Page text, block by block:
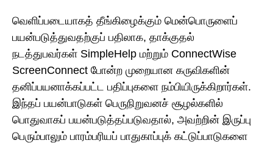
வெளிப்படையாகத் தீங்கிழைக்கும் மென்பொருளைப்
பயன்படுத்துவதற்குப் பதிலாக, தாக்குதல்
நடத்துபவர்கள் SimpleHelp மற்றும் ConnectWise
ScreenConnect போன்ற முறையான கருவிகளின்
தனிப்பயனாக்கப்பட்ட பதிப்புகளை நம்பியிருக்கிறார்கள்.
இந்தப் பயன்பாடுகள் பெருநிறுவனச் சூழல்களில்
பொதுவாகப் பயன்படுத்தப்படுவதால், அவற்றின் இருப்பு
பெரும்பாலும் பாரம்பரியப் பாதுகாப்புக் கட்டுப்பாடுகளை